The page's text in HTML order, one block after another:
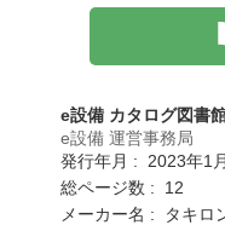
e設備 カタログ図書
e設備 運営事務局
発行年月 : 2023年1月
総ページ数 : 12
メーカー名 : タキロ